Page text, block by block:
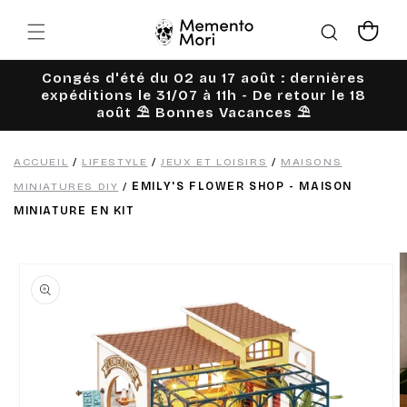
passer au
contenu
Panier
Congés d'été du 02 au 17 août : dernières
expéditions le 31/07 à 11h - De retour le 18
août ⛱️ Bonnes Vacances ⛱️
ACCUEIL / LIFESTYLE / JEUX ET LOISIRS / MAISONS
MINIATURES DIY / EMILY'S FLOWER SHOP - MAISON
MINIATURE EN KIT
produits